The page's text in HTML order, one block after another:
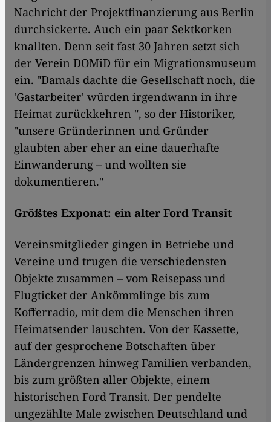
Nachricht der Projektfinanzierung aus Berlin
durchsickerte. Auch ein paar Sektkorken
knallten. Denn seit fast 30 Jahren setzt sich
der Verein DOMiD für ein Migrationsmuseum
ein. "Damals dachte die Gesellschaft noch, die
'Gastarbeiter' würden irgendwann in ihre
Heimat zurückkehren ", so der Historiker,
"unsere Gründerinnen und Gründer
glaubten aber eher an eine dauerhafte
Einwanderung – und wollten sie
dokumentieren."
Größtes Exponat: ein alter Ford Transit
Vereinsmitglieder gingen in Betriebe und
Vereine und trugen die verschiedensten
Objekte zusammen – vom Reisepass und
Flugticket der Ankömmlinge bis zum
Kofferradio, mit dem die Menschen ihren
Heimatsender lauschten. Von der Kassette,
auf der gesprochene Botschaften über
Ländergrenzen hinweg Familien verbanden,
bis zum größten aller Objekte, einem
historischen Ford Transit. Der pendelte
ungezählte Male zwischen Deutschland und